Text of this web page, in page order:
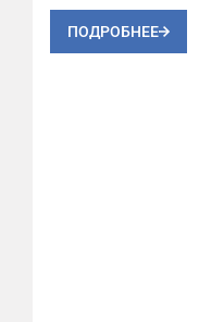
ПОДРОБНЕЕ